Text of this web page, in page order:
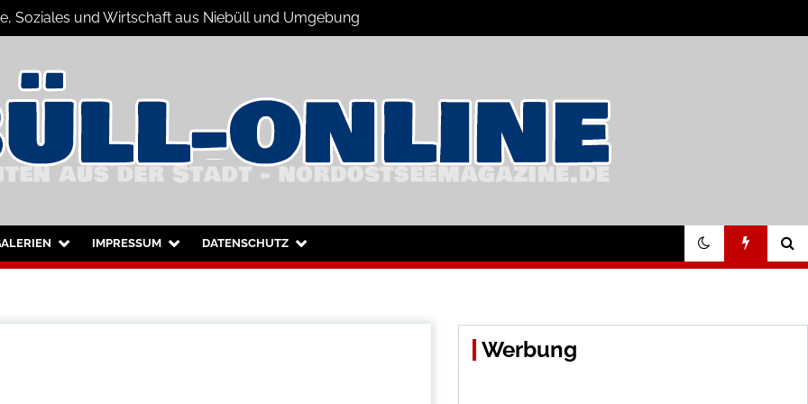
Soziales und Wirtschaft aus Niebüll und Umgebung
und Umgebung
IMPRESSUM DATENSCHUTZ
Werbung